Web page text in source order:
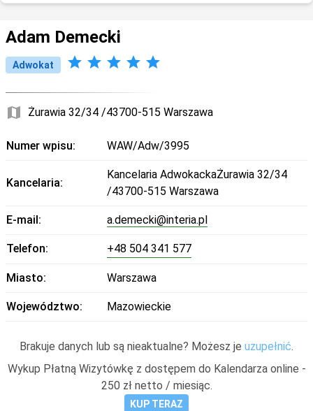
Adam Demecki
Adwokat star star star star star
map Żurawia 32/34 /43700-515 Warszawa
Numer wpisu: WAW/Adw/3995
Kancelaria:
Kancelaria AdwokackaŻurawia 32/34
/43700-515 Warszawa
E-mail: a.demecki@interia.pl
Telefon: +48 504 341 577
Miasto: Warszawa
Województwo: Mazowieckie
Brakuje danych lub są nieaktualne? Możesz je uzupełnić.
Wykup Płatną Wizytówkę z dostępem do Kalendarza online -
250 zł netto / miesiąc.
KUP TERAZ